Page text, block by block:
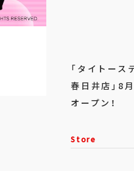
「タイトース
春日井店」8
オープン！
Store